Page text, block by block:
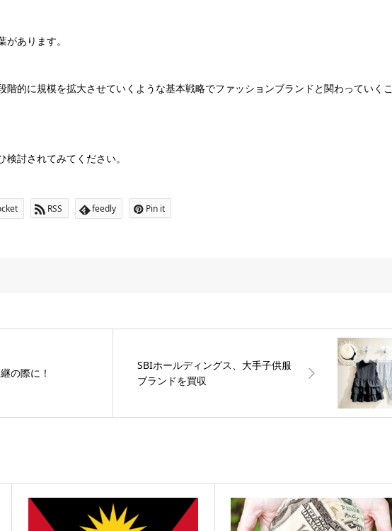
があります。
的に規模を拡大させていくような基本戦略でファッションブランドと関わっていく
討されてみてください。
RSS feedly Pin it
の際に！
SBIホールディングス、大手子供服
ブランドを買収